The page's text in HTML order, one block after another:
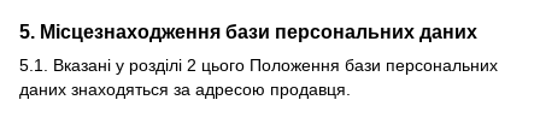
5. Місцезнаходження бази персональних даних
5.1. Вказані у розділі 2 цього Положення бази персональних
даних знаходяться за адресою продавця.